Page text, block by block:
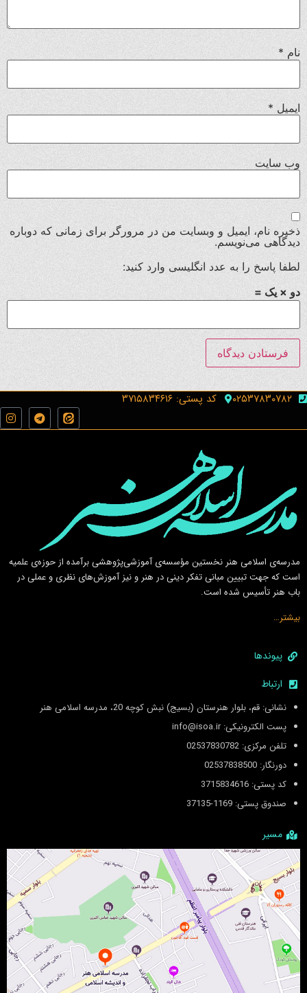
نام *
ایمیل *
وب‌ سایت
ذخیره نام، ایمیل و وبسایت من در مرورگر برای زمانی که دوباره
دیدگاهی می‌نویسم.
لطفا پاسخ را به عدد انگلیسی وارد کنید:
دو × یک =
۰۲۵۳۷۸۳۰۷۸۲ کد پستی: ۳۷۱۵۸۳۴۶۱۶
مدرسه‌ی اسلامى هنر نخستين مؤسسه‌ی آموزشى‌پژوهشى برآمده از حوزه‌ی علميه
است كه جهت تبيين مبانى تفكر دينى در هنر و نيز آموزش‌هاى نظرى و عملى در
باب هنر تأسيس شده است.
بیشتر…
پیوندها
ارتباط
نشانی: قم، بلوار هنرستان (بسیج) نبش کوچه 20، مدرسه اسلامی هنر
پست الکترونیکی: info@isoa.ir
تلفن مرکزی: 02537830782
دورنگار: 02537838500
کد پستی: 3715834616
صندوق پستی: 1169-37135
مسیر